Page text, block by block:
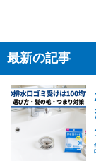
最新の記事